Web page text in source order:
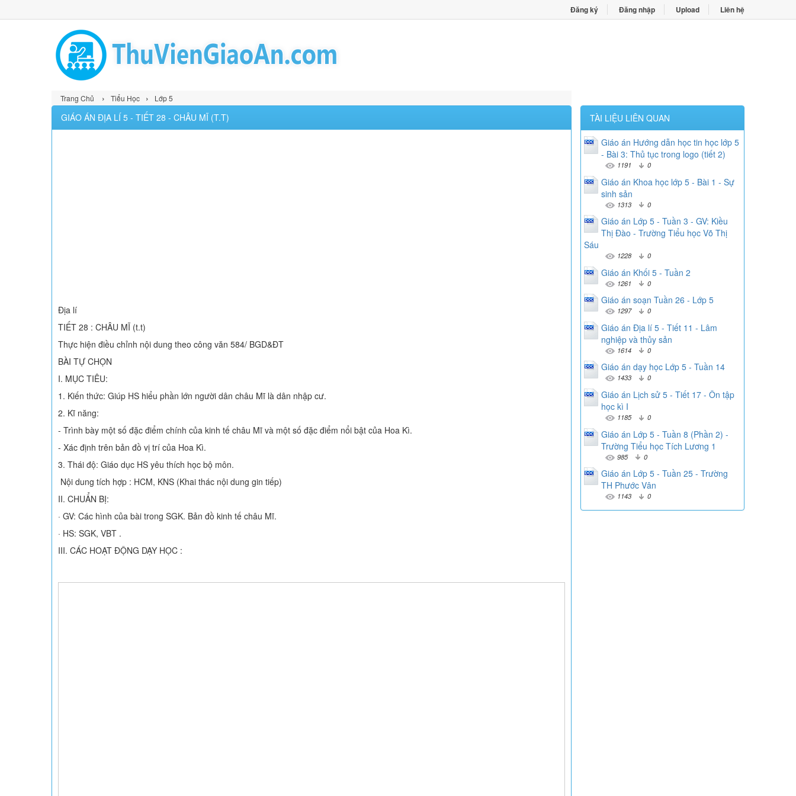
Đăng ký Đăng nhập Upload Liên hệ
Trang Chủ › Tiểu Học › Lớp 5
GIÁO ÁN ĐỊA LÍ 5 - TIẾT 28 - CHÂU MĨ (T.T)
Địa lí
TIẾT 28 : CHÂU MĨ (t.t)
Thực hiện điều chỉnh nội dung theo công văn 584/ BGD&ĐT
BÀI TỰ CHỌN
I. MỤC TIÊU:
1. Kiến thức: Giúp HS hiểu phần lớn người dân châu Mĩ là dân nhập cư.
2. Kĩ năng:
- Trình bày một số đặc điểm chính của kinh tế châu Mĩ và một số đặc điểm nổi bật của Hoa Kì.
- Xác định trên bản đồ vị trí của Hoa Kì.
3. Thái độ: Giáo dục HS yêu thích học bộ môn.
Nội dung tích hợp : HCM, KNS (Khai thác nội dung gin tiếp)
II. CHUẨN BỊ:
· GV: Các hình của bài trong SGK. Bản đồ kinh tế châu Mĩ.
· HS: SGK, VBT .
III. CÁC HOẠT ĐỘNG DẠY HỌC :
TÀI LIỆU LIÊN QUAN
Giáo án Hướng dẫn học tin học lớp 5
- Bài 3: Thủ tục trong logo (tiết 2)
1191 0
Giáo án Khoa học lớp 5 - Bài 1 - Sự
sinh sản
1313 0
Giáo án Lớp 5 - Tuần 3 - GV: Kiều
Thị Đào - Trường Tiểu học Võ Thị
Sáu
1228 0
Giáo án Khối 5 - Tuần 2
1261 0
Giáo án soạn Tuần 26 - Lớp 5
1297 0
Giáo án Địa lí 5 - Tiết 11 - Lâm
nghiệp và thủy sản
1614 0
Giáo án dạy học Lớp 5 - Tuần 14
1433 0
Giáo án Lịch sử 5 - Tiết 17 - Ôn tập
học kì I
1185 0
Giáo án Lớp 5 - Tuần 8 (Phần 2) -
Trường Tiểu học Tích Lương 1
985 0
Giáo án Lớp 5 - Tuần 25 - Trường
TH Phước Vân
1143 0